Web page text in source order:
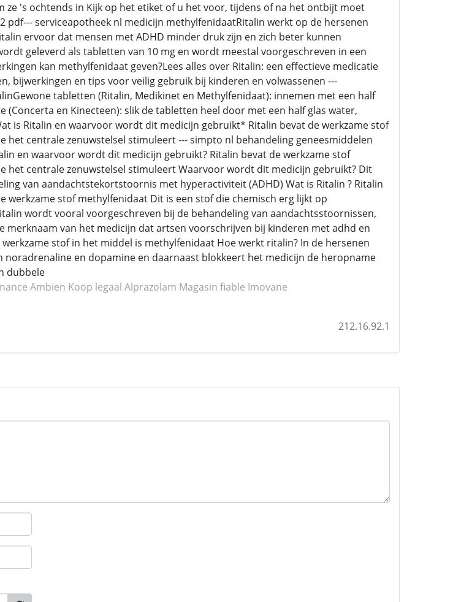
ze 's ochtends in Kijk op het etiket of u het voor, tijdens of na het ontbijt moet
pdf--- serviceapotheek nl medicijn methylfenidaatRitalin werkt op de hersenen
ervoor dat mensen met ADHD minder druk zijn en zich beter kunnen
geleverd als tabletten van 10 mg en wordt meestal voorgeschreven in een
kan methylfenidaat geven?Lees alles over Ritalin: een effectieve medicatie
bijwerkingen en tips voor veilig gebruik bij kinderen en volwassenen ---
tabletten (Ritalin, Medikinet en Methylfenidaat): innemen met een half
(Concerta en Kinecteen): slik de tabletten heel door met een half glas water,
is Ritalin en waarvoor wordt dit medicijn gebruikt* Ritalin bevat de werkzame stof
het centrale zenuwstelsel stimuleert --- simpto nl behandeling geneesmiddelen
en waarvoor wordt dit medicijn gebruikt? Ritalin bevat de werkzame stof
het centrale zenuwstelsel stimuleert Waarvoor wordt dit medicijn gebruikt? Dit
van aandachtstekortstoornis met hyperactiviteit (ADHD) Wat is Ritalin ? Ritalin
werkzame stof methylfenidaat Dit is een stof die chemisch erg lijkt op
wordt vooral voorgeschreven bij de behandeling van aandachtsstoornissen,
merknaam van het medicijn dat artsen voorschrijven bij kinderen met adhd en
stof in het middel is methylfenidaat Hoe werkt ritalin? In de hersenen
en dopamine en daarnaast blokkeert het medicijn de heropname
dubbele
Ambien Koop legaal Alprazolam Magasin fiable Imovane
212.16.92.1